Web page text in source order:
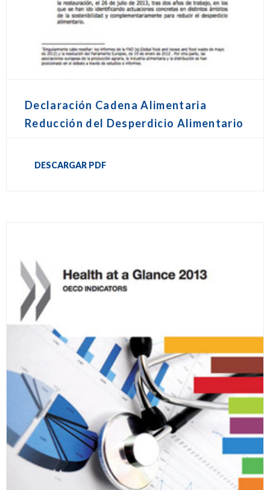
Declaración Cadena Alimentaria
Reducción del Desperdicio Alimentario
DESCARGAR PDF